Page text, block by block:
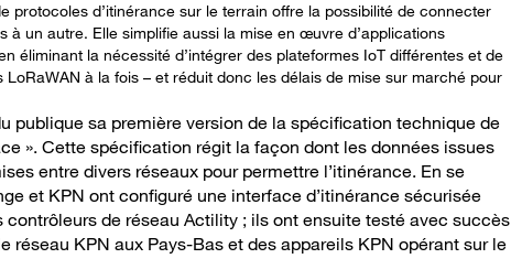
protocoles d’itinérance sur le terrain offre la possibilité de connecter
à un autre. Elle simplifie aussi la mise en œuvre d’applications
éliminant la nécessité d’intégrer des plateformes IoT différentes et de
à la fois – et réduit donc les délais de mise sur marché pour
publique sa première version de la spécification technique de
». Cette spécification régit la façon dont les données issues
entre divers réseaux pour permettre l’itinérance. En se
et KPN ont configuré une interface d’itinérance sécurisée
de réseau Actility ; ils ont ensuite testé avec succès
réseau KPN aux Pays-Bas et des appareils KPN opérant sur le